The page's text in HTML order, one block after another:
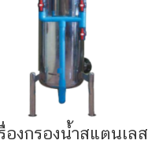
องกรองน้ำสแตนเลส